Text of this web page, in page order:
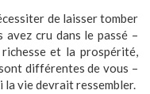
de laisser tomber
avez cru dans le passé –
et la prospérité,
différentes de vous –
vie devrait ressembler.